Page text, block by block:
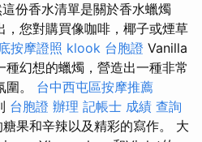
份香水清單是關於香水蠟燭
，您對購買像咖啡，椰子或煙草
按摩證照 klook 台胞證 Vanilla
種幻想的蠟燭，營造出一種非常
。 台中西屯區按摩推薦
台胞證 辦理 記帳士 成績 查詢
果和辛辣以及精彩的寫作。 大